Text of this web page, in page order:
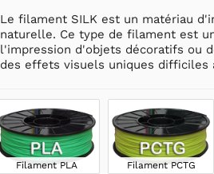
Le filament SILK est un matériau
naturelle. Ce type de filament est
l'impression d'objets décoratifs ou
des effets visuels uniques difficiles
Filament PLA Filament PCTG